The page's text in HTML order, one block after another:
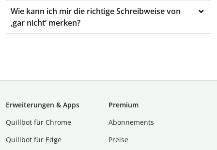
Wie kann ich mir die richtige Schreibweise von
‚gar nicht‘ merken?
Erweiterungen & Apps
Quillbot für Chrome
Quillbot für Edge
Premium
Abon­ne­ments
Preise